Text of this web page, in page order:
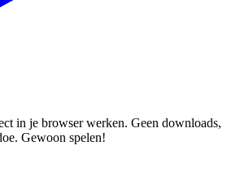
in je browser werken. Geen downloads,
Gewoon spelen!